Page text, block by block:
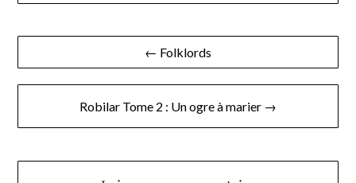
Navigation
de
← Folklords
Robilar Tome 2 : Un ogre à marier →